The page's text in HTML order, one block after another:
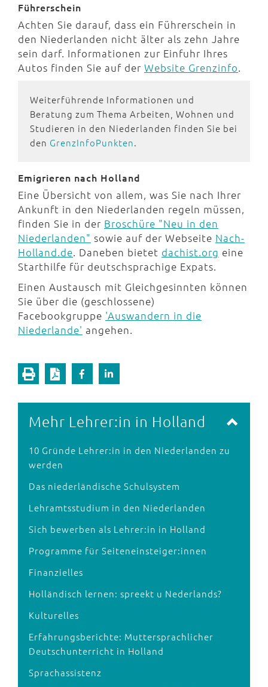
Führerschein
Achten Sie darauf, dass ein Führerschein in
den Niederlanden nicht älter als zehn Jahre
sein darf. Informationen zur Einfuhr Ihres
Autos finden Sie auf der Website Grenzinfo.
Weiterführende Informationen und
Beratung zum Thema Arbeiten, Wohnen und
Studieren in den Niederlanden finden Sie bei
den GrenzInfoPunkten.
Emigrieren nach Holland
Eine Übersicht von allem, was Sie nach Ihrer
Ankunft in den Niederlanden regeln müssen,
finden Sie in der Broschüre "Neu in den
Niederlanden" sowie auf der Webseite Nach-
Holland.de. Daneben bietet dachist.org eine
Starthilfe für deutschsprachige Expats.
Einen Austausch mit Gleichgesinnten können
Sie über die (geschlossene)
Facebookgruppe 'Auswandern in die
Niederlande' angehen.
Mehr Lehrer:in in Holland
10 Gründe Lehrer:in in den Niederlanden zu
werden
Das niederländische Schulsystem
Lehramtsstudium in den Niederlanden
Sich bewerben als Lehrer:in in Holland
Programme für Seiteneinsteiger:innen
Finanzielles
Holländisch lernen: spreekt u Nederlands?
Kulturelles
Erfahrungsberichte: Muttersprachlicher
Deutschunterricht in Holland
Sprachassistenz